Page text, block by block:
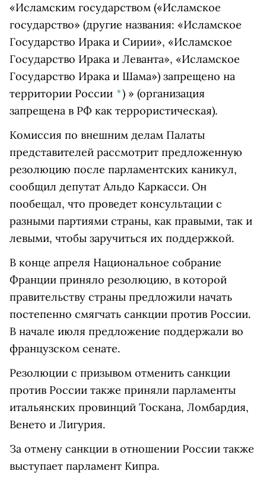
«Исламским государством («Исламское
государство» (другие названия: «Исламское
Государство Ирака и Сирии», «Исламское
Государство Ирака и Леванта», «Исламское
Государство Ирака и Шама») запрещено на
территории России *) » (организация
запрещена в РФ как террористическая).
Комиссия по внешним делам Палаты
представителей рассмотрит предложенную
резолюцию после парламентских каникул,
сообщил депутат Альдо Каркасси. Он
пообещал, что проведет консультации с
разными партиями страны, как правыми, так и
левыми, чтобы заручиться их поддержкой.
В конце апреля Национальное собрание
Франции приняло резолюцию, в которой
правительству страны предложили начать
постепенно смягчать санкции против России.
В начале июля предложение поддержали во
французском сенате.
Резолюции с призывом отменить санкции
против России также приняли парламенты
итальянских провинций Тоскана, Ломбардия,
Венето и Лигурия.
За отмену санкции в отношении России также
выступает парламент Кипра.